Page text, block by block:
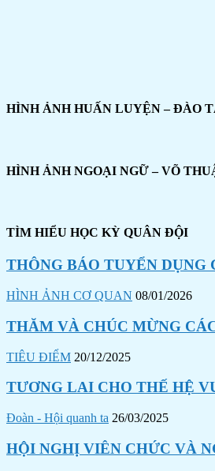
HÌNH ẢNH HUẤN LUYỆN – ĐÀO
HÌNH ẢNH NGOẠI NGỮ – VÕ
TÌM HIỂU HỌC KỲ QUÂN ĐỘI
THÔNG BÁO TUYỂN
HÌNH ẢNH CƠ QUAN 08/01/2026
THĂM VÀ CHÚC MỪNG
TIÊU ĐIỂM 20/12/2025
TƯƠNG LAI CHO THẾ HỆ
Đoàn - Hội quanh ta 26/03/2025
HỘI NGHỊ VIÊN CHỨC VÀ